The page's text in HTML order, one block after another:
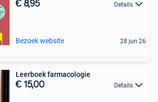
€ 8,95 Details
Bezoek website 28 jun 26
Leerboek farmacologie
€ 15,00 Details